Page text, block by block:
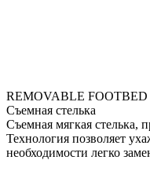
REMOVABLE FOOTBED
Съемная стелька
Съемная мягкая
Технология позволяет
необходимости легко